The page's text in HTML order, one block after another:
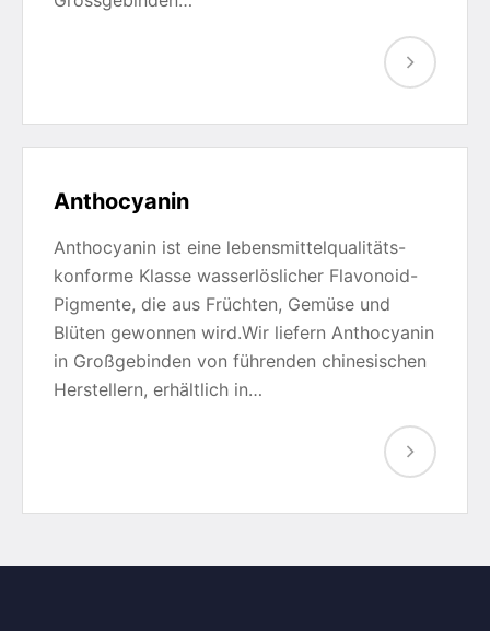
Anthocyanin
Anthocyanin ist eine lebensmittelqualitäts-
konforme Klasse wasserlöslicher Flavonoid-
Pigmente, die aus Früchten, Gemüse und
Blüten gewonnen wird.Wir liefern Anthocyanin
in Großgebinden von führenden chinesischen
Herstellern, erhältlich in…